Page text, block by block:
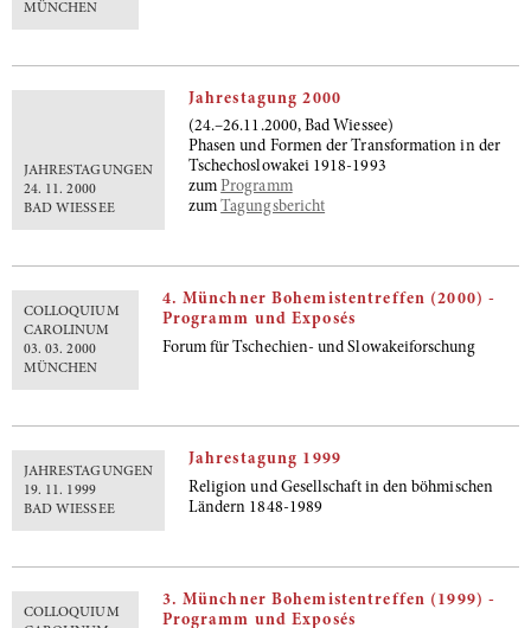
MÜNCHEN
JAHRESTAGUNGEN
24. 11. 2000
BAD WIESSEE
Jahrestagung 2000
(24.–26.11.2000, Bad Wiessee)
Phasen und Formen der Transformation in der
Tschechoslowakei 1918-1993
zumProgramm
zumTagungsbericht
COLLOQUIUM
CAROLINUM
03. 03. 2000
MÜNCHEN
4. Münchner Bohemistentreffen (2000) -
Programm und Exposés
Forum für Tschechien- und Slowakeiforschung
JAHRESTAGUNGEN
19. 11. 1999
BAD WIESSEE
Jahrestagung 1999
Religion und Gesellschaft in den böhmischen
Ländern 1848-1989
COLLOQUIUM
3. Münchner Bohemistentreffen (1999) -
Programm und Exposés